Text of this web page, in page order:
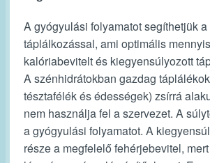
A gyógyulási folyamatot segíthetjük
táplálkozással, ami optimális
kalóriabevitelt és kiegyensúlyozott
A szénhidrátokban gazdag
tésztafélék és édességek) zsírrá
nem használja fel a szervezet. A
a gyógyulási folyamatot. A
része a megfelelő fehérjebevitel,